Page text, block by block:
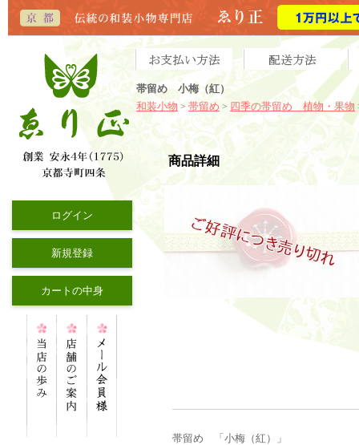
帯留め 小梅（紅）
和装小物 > 帯留め > 四季の帯留め 植物・果物
ログイン
新規登録
カートの中身
商品詳細
帯留め 「小梅（紅）」